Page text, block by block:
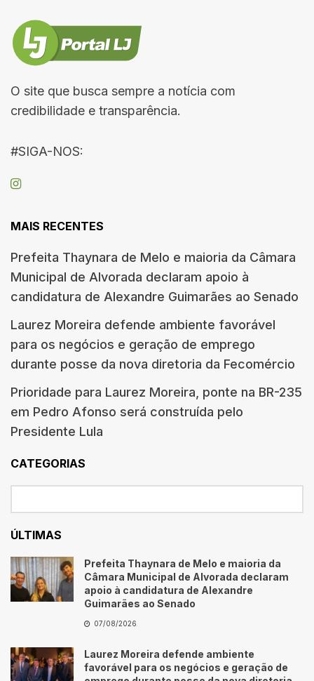
O site que busca sempre a notícia com
credibilidade e transparência.
#SIGA-NOS:
MAIS RECENTES
Prefeita Thaynara de Melo e maioria da Câmara
Municipal de Alvorada declaram apoio à
candidatura de Alexandre Guimarães ao Senado
Laurez Moreira defende ambiente favorável
para os negócios e geração de emprego
durante posse da nova diretoria da Fecomércio
Prioridade para Laurez Moreira, ponte na BR-235
em Pedro Afonso será construída pelo
Presidente Lula
CATEGORIAS
ÚLTIMAS
Prefeita Thaynara de Melo e maioria da
Câmara Municipal de Alvorada declaram
apoio à candidatura de Alexandre
Guimarães ao Senado
07/08/2026
Laurez Moreira defende ambiente
favorável para os negócios e geração de